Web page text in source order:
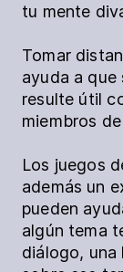
tu mente
Tomar
ayuda a que
resulte útil
miembros
Los juegos
además un
pueden
algún tema
diálogo,